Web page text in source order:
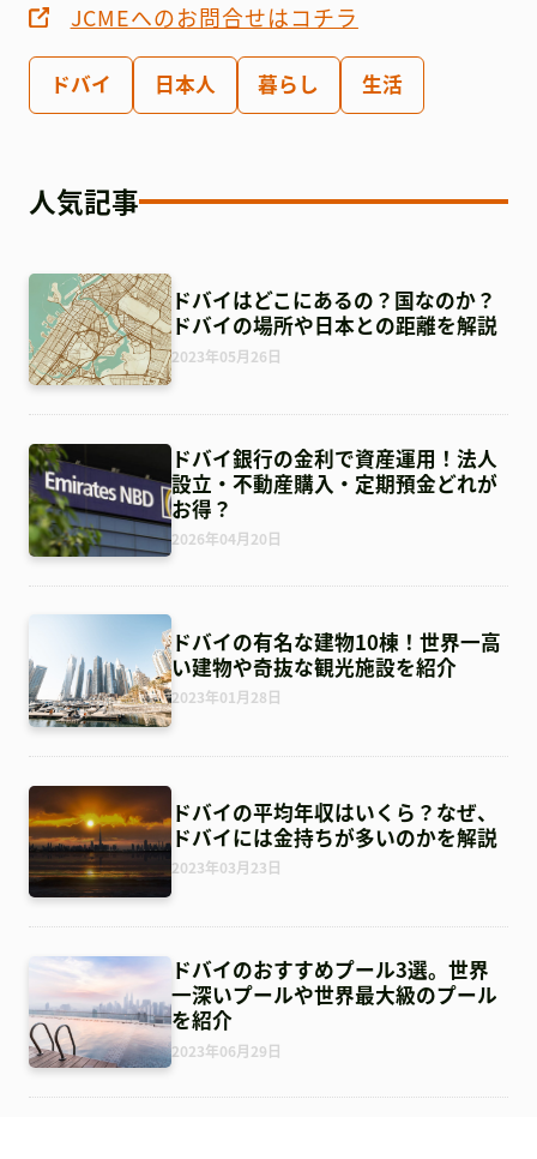
JCMEへのお問合せはコチラ
ドバイ 日本人 暮らし 生活
人気記事
ドバイはどこにあるの？国なのか？
ドバイの場所や日本との距離を解説
2023年05月26日
ドバイ銀行の金利で資産運用！法人
設立・不動産購入・定期預金どれが
お得？
2026年04月20日
ドバイの有名な建物10棟！世界一高
い建物や奇抜な観光施設を紹介
2023年01月28日
ドバイの平均年収はいくら？なぜ、
ドバイには金持ちが多いのかを解説
2023年03月23日
ドバイのおすすめプール3選。世界
一深いプールや世界最大級のプール
を紹介
2023年06月29日